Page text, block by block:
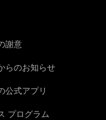
謝意
らのお知らせ
公式アプリ
プログラム